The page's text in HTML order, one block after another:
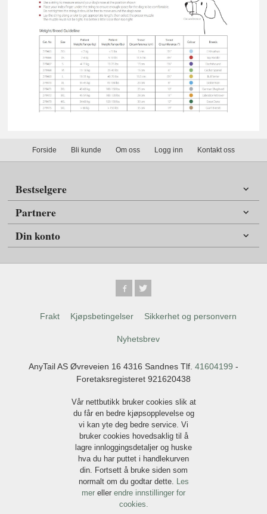
Forside Bli kunde Om oss Logg inn Kontakt oss
Bestselgere
Partnere
Din konto
Frakt Kjøpsbetingelser Sikkerhet og personvern
Nyhetsbrev
AnyTail AS Øvreveien 16 4316 Sandnes Tlf. 41604199 -
Foretaksregisteret 921620438
Vår nettbutikk bruker cookies slik at
du får en bedre kjøpsopplevelse og
vi kan yte deg bedre service. Vi
bruker cookies hovedsaklig til å
lagre innloggingsdetaljer og huske
hva du har puttet i handlekurven
din. Fortsett å bruke siden som
normalt om du godtar dette. Les
mer eller endre innstillinger for
cookies.